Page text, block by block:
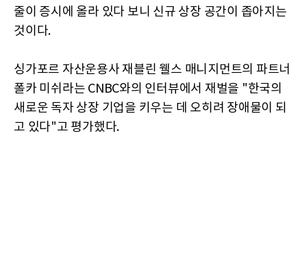
줄이 증시에 올라 있다 보니 신규 상장 공간이 좁아지는
것이다.
싱가포르 자산운용사 재블린 웰스 매니지먼트의 파트너
폴카 미쉬라는 CNBC와의 인터뷰에서 재벌을 "한국의
새로운 독자 상장 기업을 키우는 데 오히려 장애물이 되
고 있다"고 평가했다.